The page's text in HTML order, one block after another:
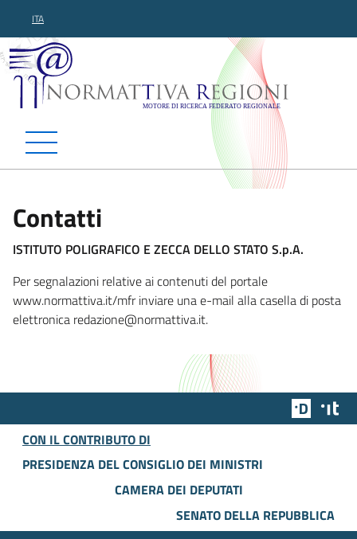
ITA
Normattiva Regioni -
Contatti
ISTITUTO POLIGRAFICO E ZECCA DELLO STATO S.p.A.
Per segnalazioni relative ai contenuti del portale
www.normattiva.it/mfr inviare una e-mail alla casella di posta
elettronica redazione@normattiva.it.
Team
CON IL CONTRIBUTO DI
PRESIDENZA DEL CONSIGLIO DEI MINISTRI
CAMERA DEI DEPUTATI
SENATO DELLA REPUBBLICA